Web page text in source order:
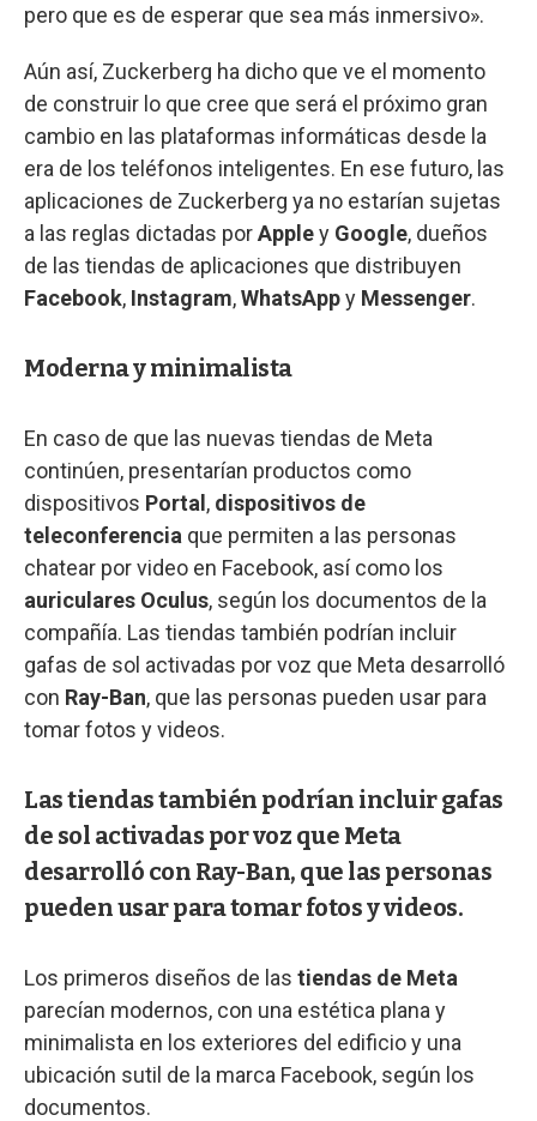
pero que es de esperar que sea más inmersivo».
Aún así, Zuckerberg ha dicho que ve el momento
de construir lo que cree que será el próximo gran
cambio en las plataformas informáticas desde la
era de los teléfonos inteligentes. En ese futuro, las
aplicaciones de Zuckerberg ya no estarían sujetas
a las reglas dictadas porAppley Google, dueños
de las tiendas de aplicaciones que distribuyen
Facebook, Instagram,WhatsAppy Messenger.
Moderna y minimalista
En caso de que las nuevas tiendas de Meta
continúen, presentarían productos como
dispositivos Portal , dispositivos de
teleconferencia que permiten a las personas
chatear por video en Facebook, así como los
auriculares Oculus, según los documentos de la
compañía. Las tiendas también podrían incluir
gafas de sol activadas por voz que Meta desarrolló
con Ray-Ban, que las personas pueden usar para
tomar fotos y videos.
Las tiendas también podrían incluir gafas
de sol activadas por voz que Meta
desarrolló con Ray-Ban, que las personas
pueden usar para tomar fotos y videos.
Los primeros diseños de las tiendas de Meta
parecían modernos, con una estética plana y
minimalista en los exteriores del edificio y una
ubicación sutil de la marca Facebook, según los
documentos.